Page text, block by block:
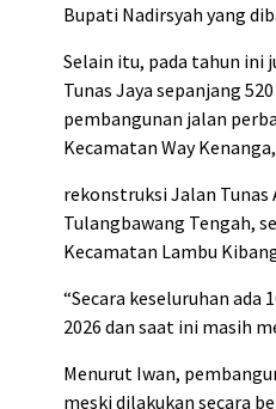
Bupati Nadirsyah yang
Selain itu, pada tahun ini
Tunas Jaya sepanjang
pembangunan jalan
Kecamatan Way Kenanga,
rekonstruksi Jalan Tunas
Tulangbawang Tengah,
Kecamatan Lambu
“Secara keseluruhan ada
2026 dan saat ini masih
Menurut Iwan,
meski dilakukan secara